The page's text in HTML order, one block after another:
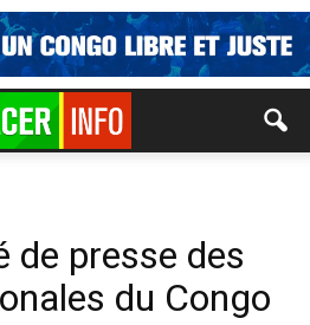
de presse des
du Congo